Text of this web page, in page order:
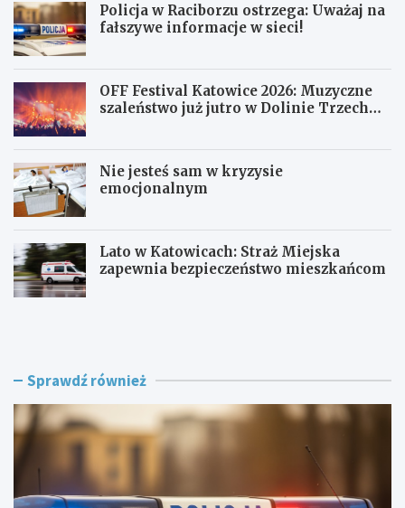
Policja w Raciborzu ostrzega: Uważaj na
fałszywe informacje w sieci!
OFF Festival Katowice 2026: Muzyczne
szaleństwo już jutro w Dolinie Trzech
Nie jesteś sam w kryzysie
emocjonalnym
Lato w Katowicach: Straż Miejska
zapewnia bezpieczeństwo mieszkańcom
P
j
w
R
a
c
b
O
s
i
v
a
l
a
Sprawdź również